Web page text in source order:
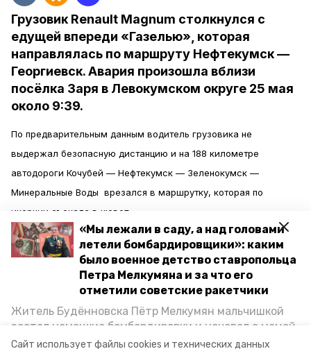
Сайт использует файлы cookies и технических данных
«Мы лежали в саду, а над головами
летели бомбардировщики»: каким
было военное детство ставропольца
Петра Мелкумяна и за что его
отметили советские ракетчики
Житель Будённовска Пётр Мелкумян мальчишкой
застал немецкие бомбардировки и ночевал с мамой
под открытым небом, когда гитлеровцы заняли их
Грузовик Renault Magnum столкнулся с
едущей впереди «Газелью», которая
направлялась по маршруту Нефтекумск —
Георгиевск. Авария произошла вблизи
посёлка Заря в Левокумском округе 25 мая
около 9:39.
По предварительным данным водитель грузовика не
выдержал безопасную дистанцию и на 188 километре
автодороги Кочубей — Нефтекумск — Зеленокумск —
Минеральные Воды врезался в маршрутку, которая по
инерции съехала в кювет.
Во время аварии в салоне «Газели» находились 4 пассажира,
один из них пострадал. Его госпитализировали, сообщили в
управлении ГИБДД ГУ МВД России по Ставропольскому краю.
Сейчас на месте аварии работают сотрудники
Госавтоинспекции. Обстоятельства случившегося и степень